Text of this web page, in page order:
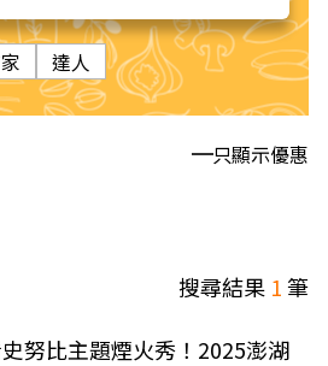
達人
只顯示優惠
搜尋結果 1筆
努比主題煙火秀！2025澎湖